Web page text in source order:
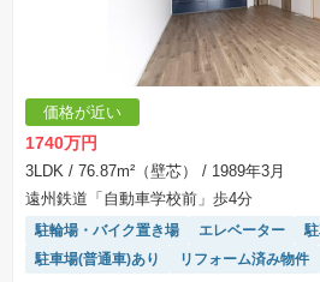
価格が近い
1740万円
3LDK / 76.87m²（壁芯）
/ 1989年3月
遠州鉄道「自動車学校前」歩4分
駐輪場・バイク置き場 エレベーター
駐車場(普通車)あり
リフォーム済み物件